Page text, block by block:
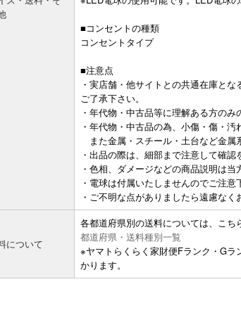
■コンセントの種類
コンセントタイプ
■注意点
・実店舗・他サイトとの共通在庫と
ご了承下さい。
・年代物・中古品等に理解ある方のみ
・年代物・中古品の為、小傷・傷・汚
また金属・スチール・土台など金属
・出品の際は、細部まで注意して確
・色相、ダメージなどの商品説明は当
・電球は付属いたしませんのでご注意
・ご不明な点がありましたら遠慮なく
について
各都道府県別の送料については、こち
都道府県・送料種別一覧
※ヤマトらくらく家財便Fランク・G
かります。